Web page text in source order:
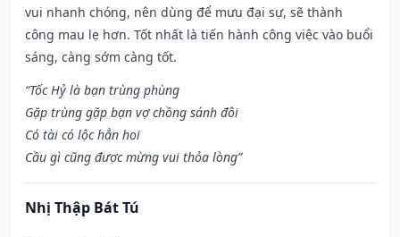
vui nhanh chóng, nên dùng để mưu đại sự, sẽ thành
công mau lẹ hơn. Tốt nhất là tiến hành công việc vào buổi
sáng, càng sớm càng tốt.
“Tốc Hỷ là bạn trùng phùng
Gặp trùng gặp bạn vợ chồng sánh đôi
Có tài có lộc hẳn hoi
Cầu gì cũng được mừng vui thỏa lòng”
Nhị Thập Bát Tú